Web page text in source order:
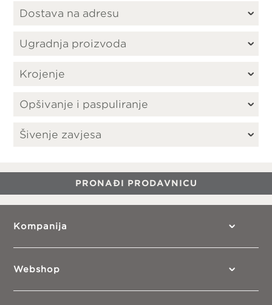
Dostava na adresu
Ugradnja proizvoda
Krojenje
Opšivanje i paspuliranje
Šivenje zavjesa
PRONAĐI PRODAVNICU
Kompanija
Webshop